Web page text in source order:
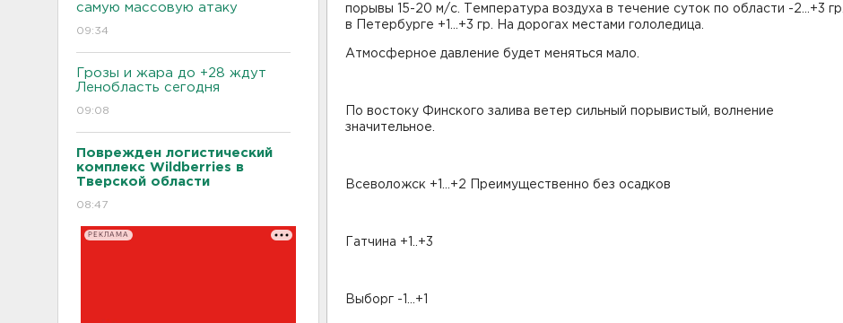
самую массовую атаку
09:34
Грозы и жара до +28 ждут
Ленобласть сегодня
09:08
Поврежден логистический
комплекс Wildberries в
Тверской области
08:47
РЕКЛАМА
порывы 15-20 м/с. Температура воздуха в течение суток по области -2...+3 гр.,
в Петербурге +1...+3 гр. На дорогах местами гололедица.
Атмосферное давление будет меняться мало.
По востоку Финского залива ветер сильный порывистый, волнение
значительное.
Всеволожск +1...+2 Преимущественно без осадков
Гатчина +1..+3
Выборг -1...+1